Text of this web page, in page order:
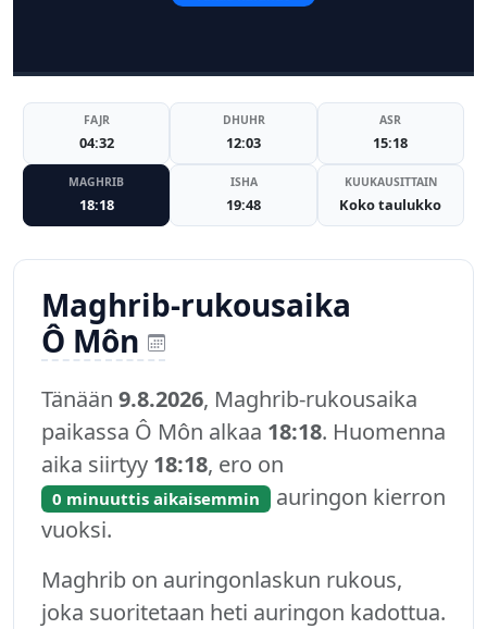
FAJR
04:32
DHUHR
12:03
ASR
15:18
MAGHRIB
18:18
ISHA
19:48
KUUKAUSITTAIN
Koko taulukko
Maghrib-rukousaika
Ô Môn
Tänään 9.8.2026, Maghrib-rukousaika
paikassa Ô Môn alkaa 18:18. Huomenna
aika siirtyy 18:18, ero on
0 minuuttis aikaisemmin auringon kierron
vuoksi.
Maghrib on auringonlaskun rukous,
joka suoritetaan heti auringon kadottua.